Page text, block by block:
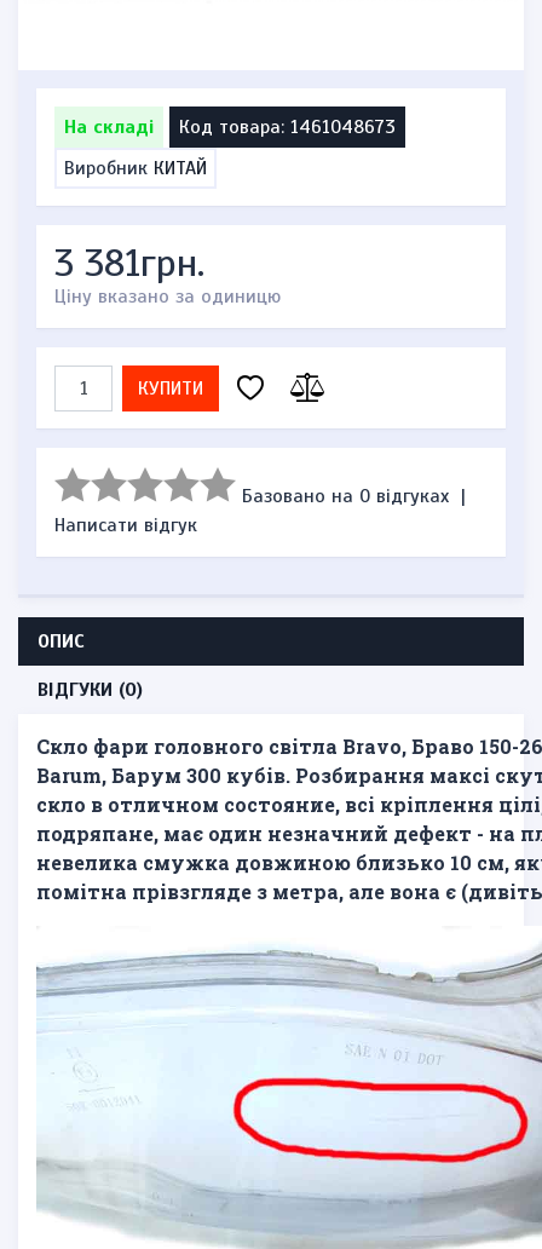
На складі
Код товара: 1461048673
Виробник КИТАЙ
3 381грн.
Ціну вказано за одиницю
КУПИТИ
Базовано на 0 відгуках |
Написати відгук
ОПИС
ВІДГУКИ (0)
Скло фари головного світла Bravo, Браво 150-
Barum, Барум 300 кубів. Розбирання максі
скло в отличном состояние, всі кріплення
подряпане, має один незначний дефект - на
невелика смужка довжиною близько 10 см,
помітна прівзгляде з метра, але вона є